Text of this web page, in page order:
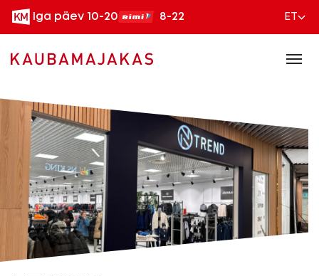
Iga päev 10-20 8-22 ET